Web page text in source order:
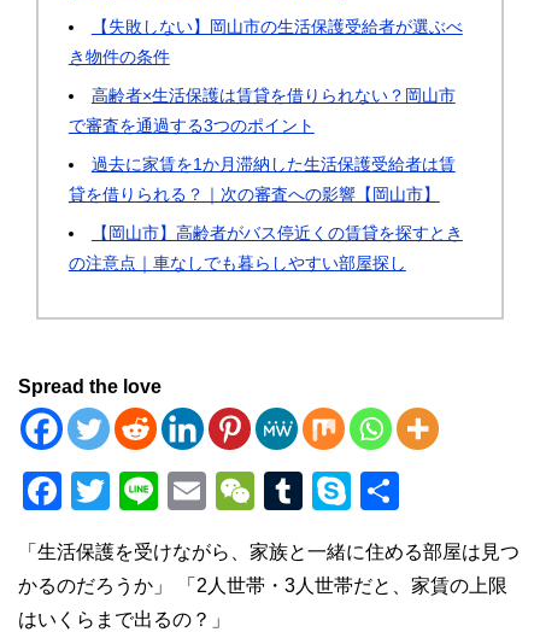
【失敗しない】岡山市の生活保護受給者が選ぶべ
き物件の条件
高齢者×生活保護は賃貸を借りられない？岡山市
で審査を通過する3つのポイント
過去に家賃を1か月滞納した生活保護受給者は賃
貸を借りられる？｜次の審査への影響【岡山市】
【岡山市】高齢者がバス停近くの賃貸を探すとき
の注意点｜車なしでも暮らしやすい部屋探し
Spread the love
F
c
e
T
tt
er
Li
e
E
ail
W
e
C
h
T
m
bl
S
p
e
有
「生活保護を受けながら、家族と一緒に住める部屋は見つ
かるのだろうか」 「2人世帯・3人世帯だと、家賃の上限
はいくらまで出るの？」